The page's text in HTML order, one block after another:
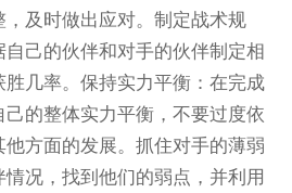
及时做出应对。制定战术规
己的伙伴和对手的伙伴制定相
几率。保持实力平衡：在完成
的整体实力平衡，不要过度依
方面的发展。抓住对手的薄弱
况，找到他们的弱点，并利用